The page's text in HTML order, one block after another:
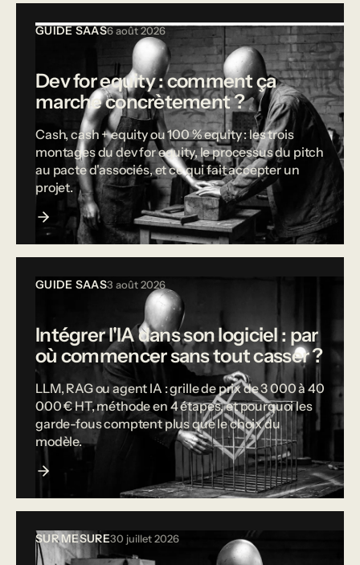
GUIDE SAAS6 août 2026
Dev for equity : comment ça
marche concrètement ?
Cash, cash + equity ou 100 % equity : les trois
montages du dev for equity, le processus du pitch
au pacte d'associés, et ce qui fait accepter un
projet.
GUIDE SAAS3 août 2026
Intégrer l'IA dans son logiciel : par
où commencer sans tout casser ?
LLM, RAG ou agent IA : grille de prix de 3 000 à 40
000 € HT, méthode en 4 étapes, et pourquoi les
garde-fous comptent plus que le choix du
modèle.
SUR MESURE30 juillet 2026